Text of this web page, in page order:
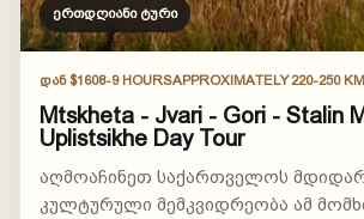
ერთდღიანი ტური
ᲓᲐᲜ $1608-9 HOURSAPPROXIMATELY 220-250 KM
Mtskheta - Jvari - Gori - Stalin
Uplistsikhe Day Tour
აღმოაჩინეთ საქართველოს
კულტურული მემკვიდრეობა ამ